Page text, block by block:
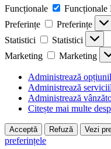
Funcționale
Funcționale
Preferințe
Preferințe
Statistici
Statistici
Marketing
Marketing
Administrează
Administrează
Administrează
Citește mai multe
Acceptă Refuză Vezi
preferințele